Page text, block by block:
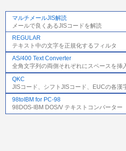
マルチメールJIS解読
メールで良くあるJISコードを解読
REGULAR
テキスト中の文字を正規化するフィルタ
AS/400 Text Converter
全角文字列の両側それぞれにスペースを挿
QKC
JISコード、シフトJISコード、EUCの各漢
98toIBM for PC-98
98DOS-IBM DOS/V テキストコンバーター